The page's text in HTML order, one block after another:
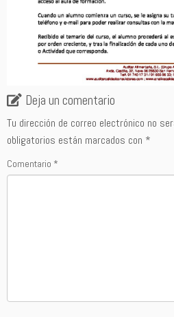
Deja un comentario
Tu dirección de correo electrónico no
obligatorios están marcados con *
Comentario *